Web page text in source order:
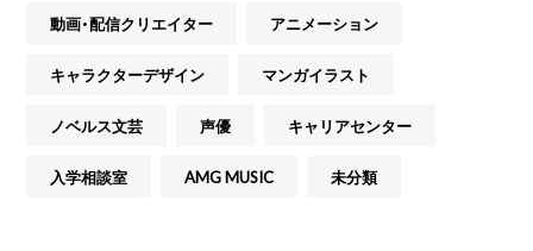
動画・配信クリエイター アニメーション
キャラクターデザイン マンガイラスト
ノベルス文芸 声優 キャリアセンター
入学相談室 AMG MUSIC 未分類